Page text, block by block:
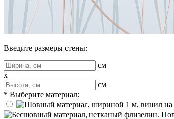
Введите размеры стены:
см
x
см
* Выберите материал: